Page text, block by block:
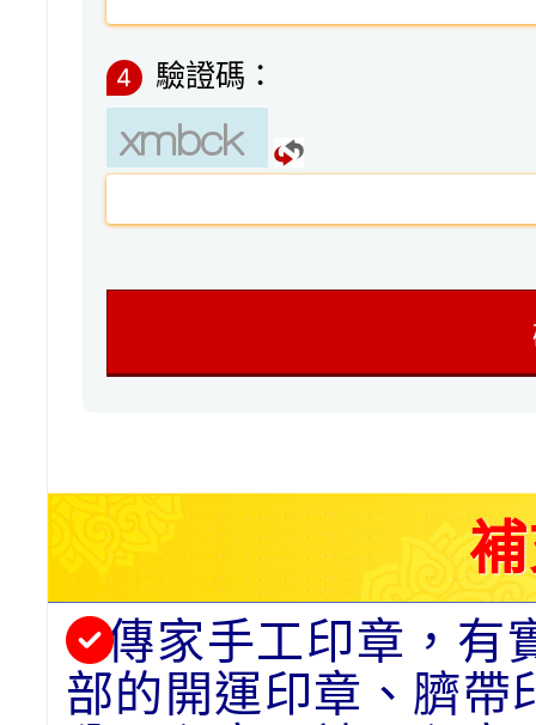
4 驗證碼：
傳家手工印章，有
部的開運印章、臍帶